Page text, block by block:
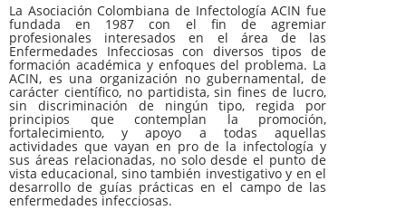
La Asociación Colombiana de Infectología ACIN fue
fundada en 1987 con el fin de agremiar
profesionales interesados en el área de las
Enfermedades Infecciosas con diversos tipos de
formación académica y enfoques del problema. La
ACIN, es una organización no gubernamental, de
carácter científico, no partidista, sin fines de lucro,
sin discriminación de ningún tipo, regida por
principios que contemplan la promoción,
fortalecimiento, y apoyo a todas aquellas
actividades que vayan en pro de la infectología y
sus áreas relacionadas, no solo desde el punto de
vista educacional, sino también investigativo y en el
desarrollo de guías prácticas en el campo de las
enfermedades infecciosas.